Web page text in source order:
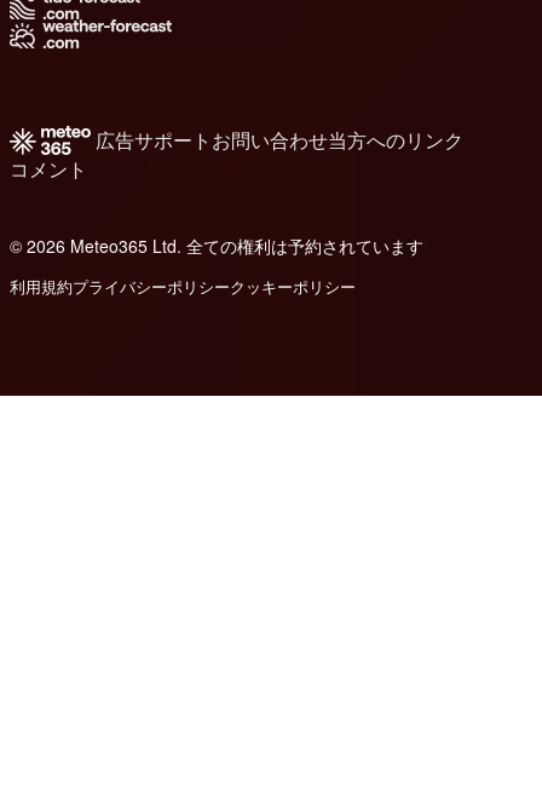
広告サポート お問い合わせ当方へのリンク
コメント
© 2026 Meteo365 Ltd. 全ての権利は予約されています
利用規約プライバシーポリシークッキーポリシー